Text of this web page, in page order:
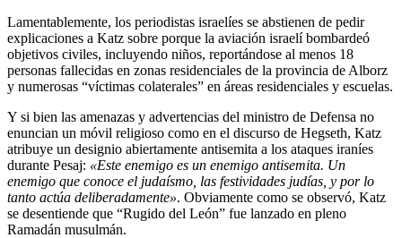
Lamentablemente, los periodistas israelíes se abstienen de pedir
explicaciones a Katz sobre porque la aviación israelí bombardeó
objetivos civiles, incluyendo niños, reportándose al menos 18
personas fallecidas en zonas residenciales de la provincia de Alborz
y numerosas “víctimas colaterales” en áreas residenciales y escuelas.
Y si bien las amenazas y advertencias del ministro de Defensa no
enuncian un móvil religioso como en el discurso de Hegseth, Katz
atribuye un designio abiertamente antisemita a los ataques iraníes
durante Pesaj: «Este enemigo es un enemigo antisemita. Un
enemigo que conoce el judaísmo, las festividades judías, y por lo
tanto actúa deliberadamente». Obviamente como se observó, Katz
se desentiende que “Rugido del León” fue lanzado en pleno
Ramadán musulmán.